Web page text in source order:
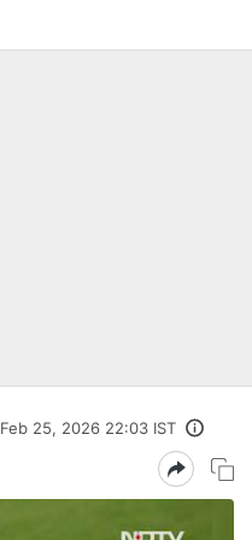
Feb 25, 2026 22:03 IST